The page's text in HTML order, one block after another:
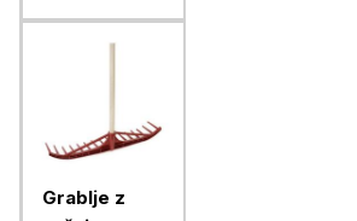
Grablje z